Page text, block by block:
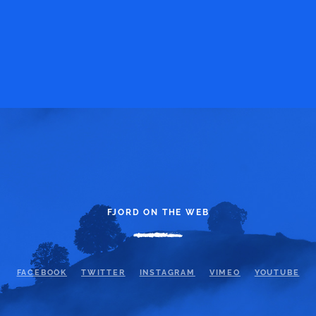
FJORD ON THE WEB
FACEBOOK TWITTER INSTAGRAM VIMEO YOUTUBE